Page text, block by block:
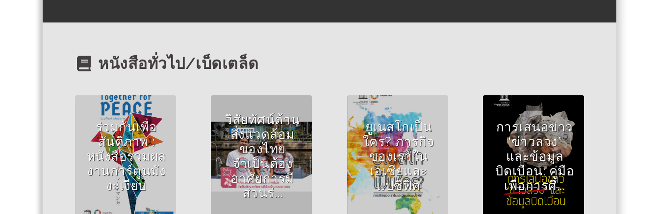
หนังสือทั่วไป/เบ็ดเตล็ด
ร่วมกันเพื่อ
สันติภาพ :
หนังสือรวมผล
งานการ์ตูนมัง
งะเงียบ
Author :Walden
Schertz, Jeremy
Clay and
Ussavasodhi,
Santibhap ภาพ
การ์ตูนโดย ศิลปินผู้เข้า
ร่วมประกวดในงาน
SILENT MANGA
AUDITION® ครั้งที่ 13
วิสัยทัศน์ด้าน
สิ่งแวดล้อม
ของไทย
จำเป็นต้อง
อาศัยการมี
ส่วนร่...
Author :UNESCO
and UNICEF
ยูเนสโกเป็น
ใคร? ภารกิจ
ของเราใน
เอเซียและ
แปซิฟิค
Author :UNESCO
Bangkok
การเสนอข่าว
“ข่าวลวง”
และข้อมูล
บิดเบือน: คู่มือ
เพื่อการศึ...
Author :องค์การยูเนส